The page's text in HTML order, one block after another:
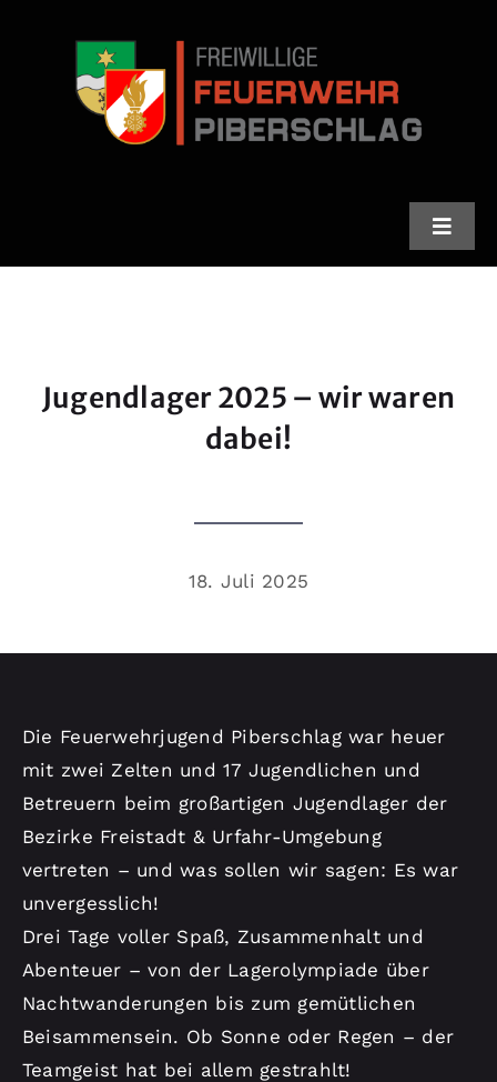
Toggle
Jugendlager 2025 – wir waren
dabei!
18. Juli 2025
Die Feuerwehrjugend Piberschlag war heuer
mit zwei Zelten und 17 Jugendlichen und
Betreuern beim großartigen Jugendlager der
Bezirke Freistadt & Urfahr-Umgebung
vertreten – und was sollen wir sagen: Es war
unvergesslich!
Drei Tage voller Spaß, Zusammenhalt und
Abenteuer – von der Lagerolympiade über
Nachtwanderungen bis zum gemütlichen
Beisammensein. Ob Sonne oder Regen – der
Teamgeist hat bei allem gestrahlt!